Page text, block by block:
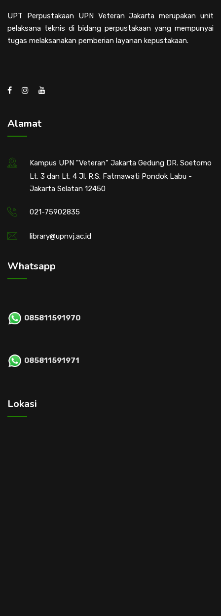
UPT Perpustakaan UPN Veteran Jakarta merupakan unit
pelaksana teknis di bidang perpustakaan yang mempunyai
tugas melaksanakan pemberian layanan kepustakaan.
Alamat
Kampus UPN "Veteran" Jakarta Gedung DR. Soetomo
Lt. 3 dan Lt. 4 Jl. R.S. Fatmawati Pondok Labu -
Jakarta Selatan 12450
021-75902835
library@upnvj.ac.id
Whatsapp
085811591970
085811591971
Lokasi